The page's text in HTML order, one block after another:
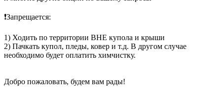
❗Запрещается:
1) Ходить по территории ВНЕ купола и крыши
2) Пачкать купол, пледы, ковер и т.д. В другом случае
необходимо будет оплатить химчистку.
Добро пожаловать, будем вам рады!